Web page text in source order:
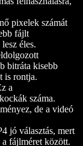
pixelek számát
fájlt
éles.
bitráta kisebb
is rontja.
a
száma.
de a videó
jó választás, mert
fájlméret között.